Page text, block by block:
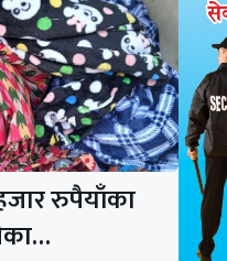
रुपैयाँका